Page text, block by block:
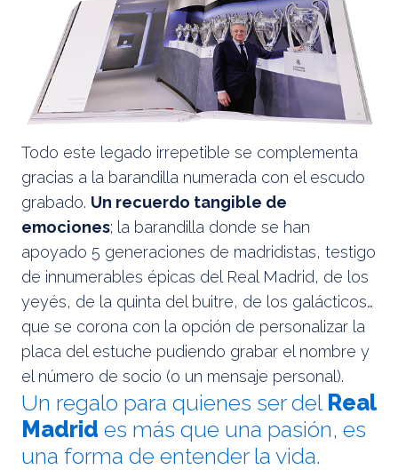
Todo este legado irrepetible se complementa
gracias a la barandilla numerada con el escudo
grabado. Un recuerdo tangible de
emociones; la barandilla donde se han
apoyado 5 generaciones de madridistas, testigo
de innumerables épicas del Real Madrid, de los
yeyés, de la quinta del buitre, de los galácticos…
que se corona con la opción de personalizar la
placa del estuche pudiendo grabar el nombre y
el número de socio (o un mensaje personal).
Un regalo para quienes ser del Real
Madrid es más que una pasión, es
una forma de entender la vida.